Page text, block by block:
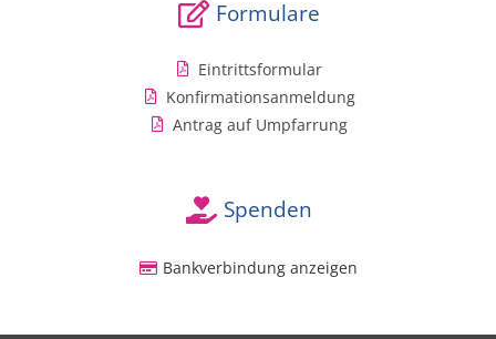
Formulare
Eintrittsformular
Konfirmationsanmeldung
Antrag auf Umpfarrung
Spenden
Bankverbindung anzeigen